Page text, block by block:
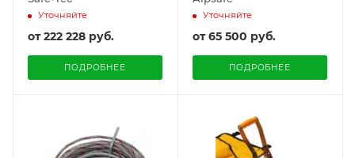
Уточняйте
от222 228 руб.
ПОДРОБНЕЕ
Уточняйте
от65 500 руб.
ПОДРОБНЕЕ